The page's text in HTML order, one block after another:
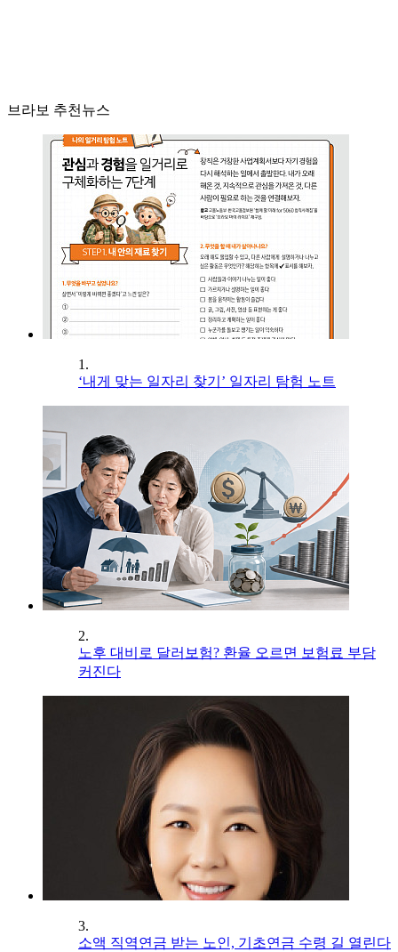
브라보 추천뉴스
1.
‘내게 맞는 일자리 찾기’ 일자리 탐험 노트
2.
노후 대비로 달러보험? 환율 오르면 보험료 부담
커진다
3.
소액 직역연금 받는 노인, 기초연금 수령 길 열린다